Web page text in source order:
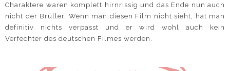
Charaktere waren komplett hirnrissig und das Ende nun auch
nicht der Brüller. Wenn man diesen Film nicht sieht, hat man
definitiv nichts verpasst und er wird wohl auch kein
Verfechter des deutschen Filmes werden.